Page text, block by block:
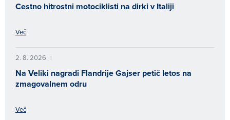
Cestno hitrostni motociklisti na dirki v Italiji
Več
2. 8. 2026 |
Na Veliki nagradi Flandrije Gajser petič letos na
zmagovalnem odru
Več